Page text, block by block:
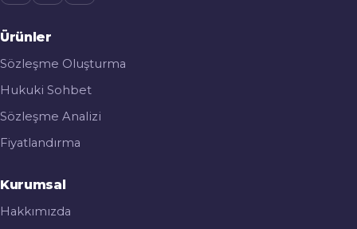
Ürünler
Sözleşme Oluşturma
Hukuki Sohbet
Sözleşme Analizi
Fiyatlandırma
Kurumsal
Hakkımızda